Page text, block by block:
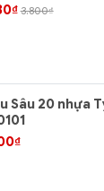
3.800₫
Sâu 20 nhựa